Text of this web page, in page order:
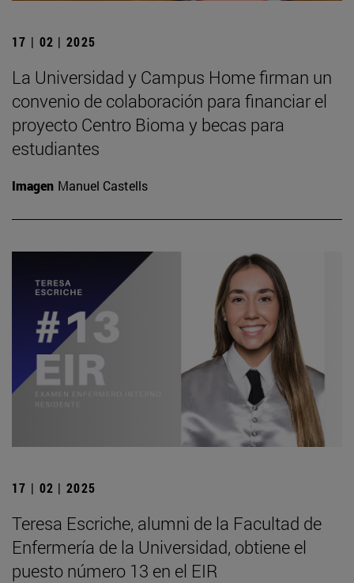
17 | 02 | 2025
La Universidad y Campus Home firman un
convenio de colaboración para financiar el
proyecto Centro Bioma y becas para
estudiantes
Imagen Manuel Castells
17 | 02 | 2025
Teresa Escriche, alumni de la Facultad de
Enfermería de la Universidad, obtiene el
puesto número 13 en el EIR